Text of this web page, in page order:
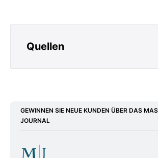
Quellen
https://www.boersennews.de/
https://www.ad-hoc-
meta-mit-zwangsmassnahmen-
GEWINNEN SIE NEUE KUNDEN ÜBER DAS
JOURNAL